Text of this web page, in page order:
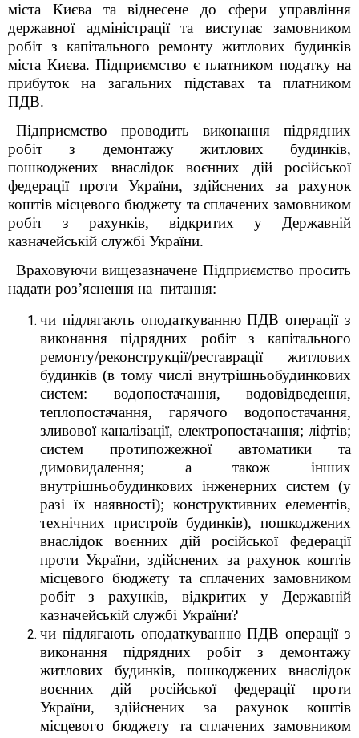
міста Києва та віднесене до сфери управління
державної адміністрації
та виступає замовником
робіт з капітального ремонту житлових будинків
міста Києва. Підприємство є платником податку на
прибуток на загальних підставах та платником
ПДВ.
Підприємство проводить виконання підрядних
робіт з демонтажу житлових будинків,
пошкоджених внаслідок воєнних дій російської
федерації проти України, здійснених за рахунок
коштів місцевого бюджету та сплачених замовником
робіт з рахунків, відкритих у Державній
казначейській службі України.
Враховуючи вищезазначене Підприємство просить
надати роз’яснення на питання:
чи підлягають оподаткуванню ПДВ операції з
виконання підрядних робіт з капітального
ремонту/реконструкції/реставрації житлових
будинків (в тому числі внутрішньобудинкових
систем: водопостачання, водовідведення,
теплопостачання, гарячого водопостачання,
зливової каналізації, електропостачання; ліфтів;
систем протипожежної автоматики та
димовидалення; а також інших
внутрішньобудинкових інженерних систем (у
разі ïx наявності); конструктивних елементів,
технічних пристроїв будинків), пошкоджених
внаслідок воєнних дій російської федерації
проти України, здійснених за рахунок коштів
місцевого бюджету та сплачених замовником
робіт з рахунків, відкритих у Державній
казначейській службі України?
чи підлягають оподаткуванню ПДВ операції з
виконання підрядних робіт з демонтажу
житлових будинків, пошкоджених внаслідок
воєнних дій російської федерації проти
України, здійснених за рахунок коштів
місцевого бюджету та сплачених замовником